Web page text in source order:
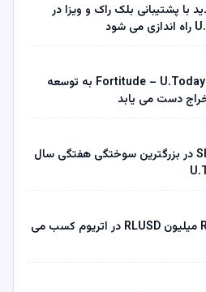
با پشتیبانی بلک راک و ویزا در
Zcash به لطف Fortitude – U.Today به توسعه
دست می یابد
2.96 میلیارد SHIB در بزرگترین سوختگی هفتگی سال
Ripple Mints 15 میلیون RLUSD در اتریوم کسب می